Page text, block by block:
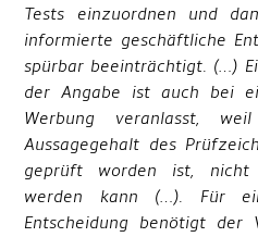
Tests einzuordnen und
informierte geschäftliche
spürbar beeinträchtigt. (…)
der Angabe ist auch bei
Werbung veranlasst,
Aussagegehalt des
geprüft worden ist, nicht
werden kann (…). Für
Entscheidung benötigt